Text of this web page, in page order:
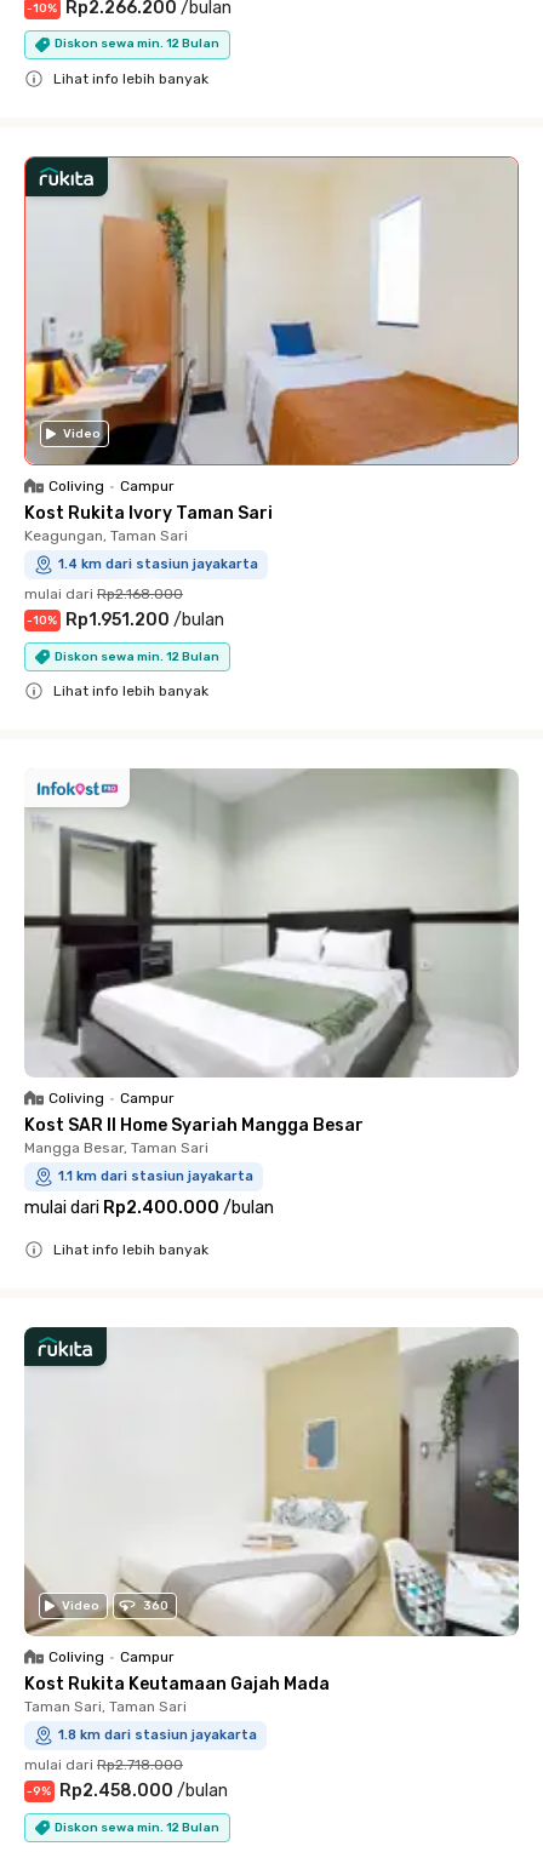
-10% Rp2.266.200 /bulan
Diskon sewa min. 12 Bulan
Lihat info lebih banyak
Video
Coliving • Campur
Kost Rukita Ivory Taman Sari
Keagungan, Taman Sari
1.4 km dari stasiun jayakarta
mulai dari Rp2.168.000
-10% Rp1.951.200 /bulan
Diskon sewa min. 12 Bulan
Lihat info lebih banyak
Coliving • Campur
Kost SAR II Home Syariah Mangga Besar
Mangga Besar, Taman Sari
1.1 km dari stasiun jayakarta
mulai dari Rp2.400.000 /bulan
Lihat info lebih banyak
Video 360
Coliving • Campur
Kost Rukita Keutamaan Gajah Mada
Taman Sari, Taman Sari
1.8 km dari stasiun jayakarta
mulai dari Rp2.718.000
-9% Rp2.458.000 /bulan
Diskon sewa min. 12 Bulan